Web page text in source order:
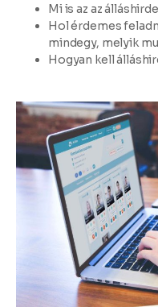
Mi is az az
Hol érdemes
mindegy, melyik
Hogyan kell